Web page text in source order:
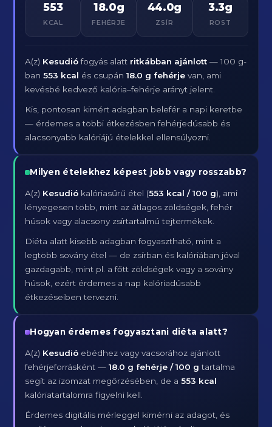
553
KCAL
18.0g
FEHÉRJE
44.0g
ZSÍR
3.3g
ROST
A(z) Kesudiófogyás alatt ritkábban ajánlott — 100 g-
ban553 kcal és csupán18.0 g fehérje van, ami
kevésbé kedvező kalória–fehérje arányt jelent.
Kis, pontosan kimért adagban belefér a napi keretbe
— érdemes a többi étkezésben fehérjedúsabb és
alacsonyabb kalóriájú ételekkel ellensúlyozni.
Milyen ételekhez képest jobb vagy rosszabb?
A(z) Kesudió kalóriasűrű étel (553 kcal / 100 g), ami
lényegesen több, mint az átlagos zöldségek, fehér
húsok vagy alacsony zsírtartalmú tejtermékek.
Diéta alatt kisebb adagban fogyasztható, mint a
legtöbb sovány étel — de zsírban és kalóriában jóval
gazdagabb, mint pl. a főtt zöldségek vagy a sovány
húsok, ezért érdemes a nap kalóriadúsabb
étkezéseiben tervezni.
Hogyan érdemes fogyasztani diéta alatt?
A(z) Kesudió ebédhez vagy vacsorához ajánlott
fehérjeforrásként —18.0 g fehérje / 100 g tartalma
segít az izomzat megőrzésében, de a553 kcal
kalóriatartalomra figyelni kell.
Érdemes digitális mérleggel kimérni az adagot, és